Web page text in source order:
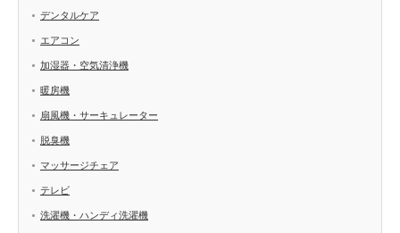
デンタルケア
エアコン
加湿器・空気清浄機
暖房機
扇風機・サーキュレーター
脱臭機
マッサージチェア
テレビ
洗濯機・ハンディ洗濯機